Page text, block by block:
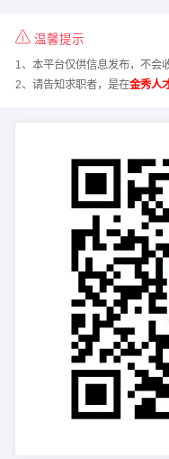
温馨提示
1、本平台仅供信息发布，不会
2、请告知求职者，是在金秀人